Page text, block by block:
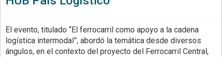
El evento, titulado “El ferrocarril como apoyo a la cadena
logística intermodal”, abordó la temática desde diversos
ángulos, en el contexto del proyecto del Ferrocarril Central,